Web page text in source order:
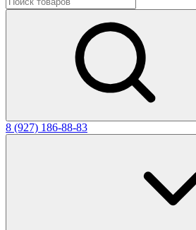
8 (927) 186-88-83